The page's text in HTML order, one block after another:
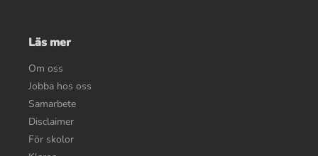
Läs mer
Om oss
Jobba hos oss
Samarbete
Disclaimer
För skolor